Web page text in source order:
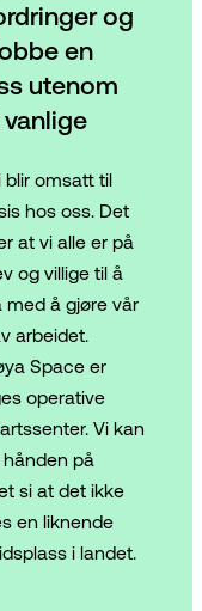
og
en
utenom
blir omsatt til
hos oss. Det
at vi alle er på
og villige til å
med å gjøre vår
arbeidet.
Space er
operative
Vi kan
på
si at det ikke
en liknende
i landet.